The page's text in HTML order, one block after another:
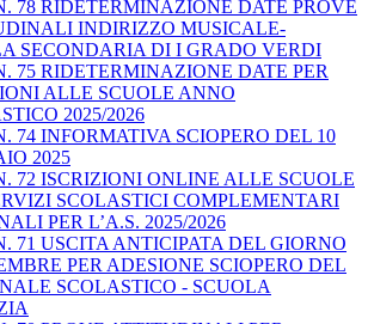
78 RIDETERMINAZIONE DATE PROVE
INDIRIZZO MUSICALE-
SECONDARIA DI I GRADO VERDI
75 RIDETERMINAZIONE DATE PER
ALLE SCUOLE ANNO
2025/2026
74 INFORMATIVA SCIOPERO DEL 10
2025
72 ISCRIZIONI ONLINE ALLE SCUOLE
SCOLASTICI COMPLEMENTARI
PER L’A.S. 2025/2026
71 USCITA ANTICIPATA DEL GIORNO
PER ADESIONE SCIOPERO DEL
SCOLASTICO - SCUOLA